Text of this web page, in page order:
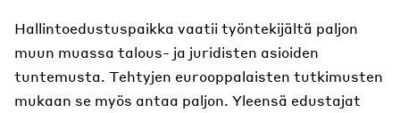
Hallintoedustuspaikka vaatii työntekijältä paljon
muun muassa talous- ja juridisten asioiden
tuntemusta. Tehtyjen eurooppalaisten tutkimusten
mukaan se myös antaa paljon. Yleensä edustajat